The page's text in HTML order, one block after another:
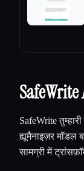
SafeWrite
ह्यूमैनाइज़र मॉडल
सामग्री में